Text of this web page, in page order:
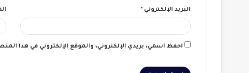
البريد الإلكتروني *
احفظ اسمي، بريدي الإلكتروني، والموقع الإلكتروني في هذا